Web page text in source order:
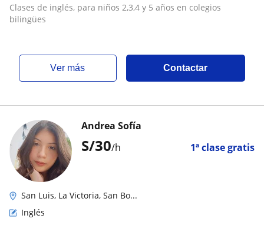
Clases de inglés, para niños 2,3,4 y 5 años en colegios
bilingües
ver más Contactar
S/30/h 1ª clase gratis
Andrea Sofía
San Luis, La Victoria, San Bo...
Inglés